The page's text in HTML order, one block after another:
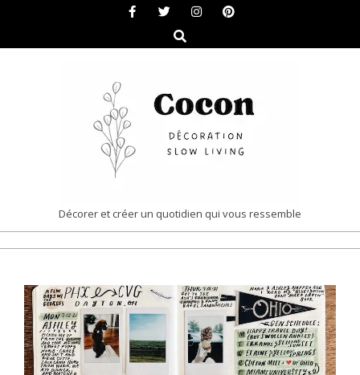
content
Search
COCON
|
&
SLOW
LIVING
Décorer et créer un quotidien qui vous ressemble
Menu